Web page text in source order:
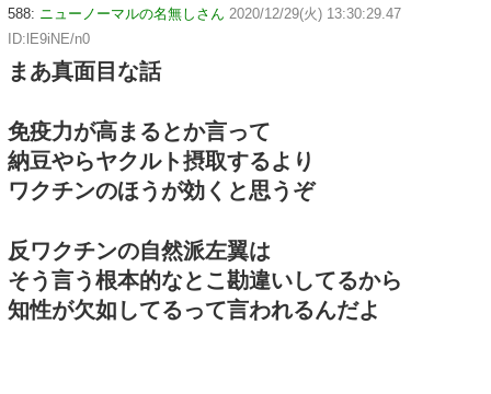
588: ニューノーマルの名無しさん 2020/12/29(火) 13:30:29.47
ID:lE9iNE/n0
まあ真面目な話
免疫力が高まるとか言って
納豆やらヤクルト摂取するより
ワクチンのほうが効くと思うぞ
反ワクチンの自然派左翼は
そう言う根本的なとこ勘違いしてるから
知性が欠如してるって言われるんだよ